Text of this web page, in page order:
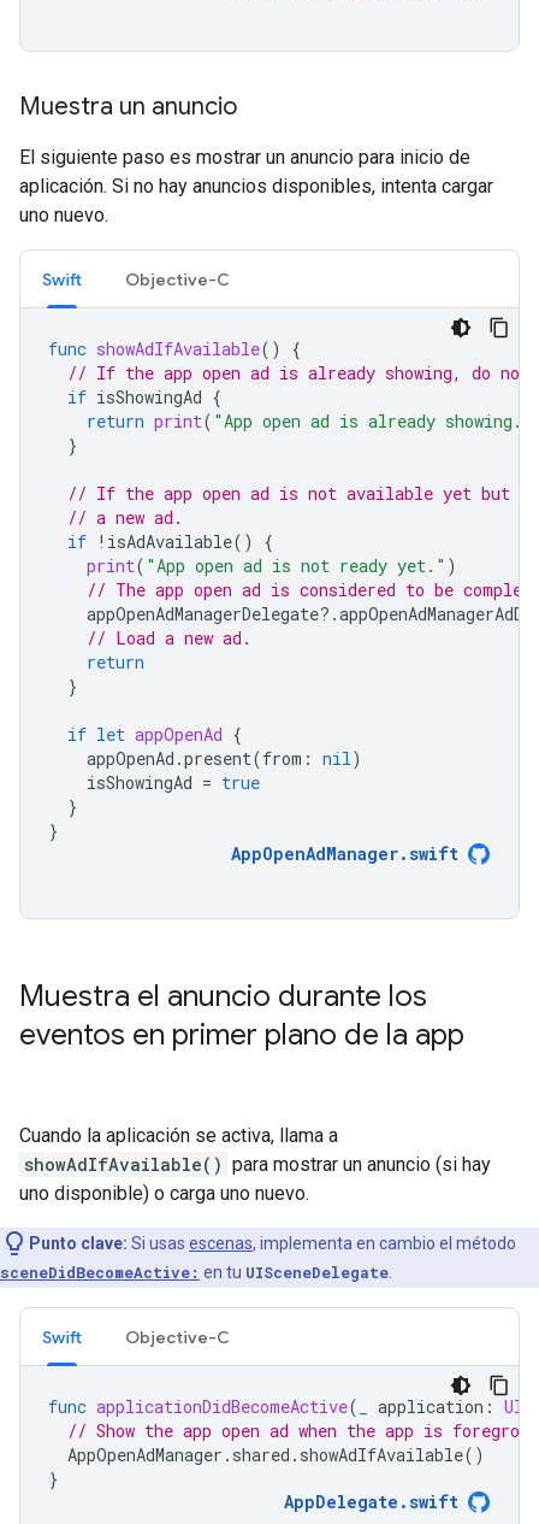
Muestra un anuncio
El siguiente paso es mostrar un anuncio para inicio de
aplicación. Si no hay anuncios disponibles, intenta cargar
uno nuevo.
Swift Objective-C
func showAdIfAvailable()
{
// If the app open ad is already showing, do not
if isShowingAd {
return print( "App open ad is already showing."
}
// If the app open ad is not available yet but is
// a new ad.
if ! isAdAvailable()
{
print( "App open ad is not ready yet." )
// The app open ad is considered to be
appOpenAdManagerDelegate?.
// Load a new ad.
return
}
if let appOpenAd {
appOpenAd .present(from : nil)
isShowingAd = true
}
}
AppOpenAdManager.swift
Muestra el anuncio durante los
eventos en primer plano de la app
Cuando la aplicación se activa, llama a
showAdIfAvailable() para mostrar un anuncio (si hay
uno disponible) o carga uno nuevo.
Punto clave: Si usas escenas, implementa en cambio el método
sceneDidBecomeActive: en tu UISceneDelegate.
Swift Objective-C
func applicationDidBecomeActive( application :
// Show the app open ad when the app is
AppOpenAdManager . shared . showAdIfAvailable()
}
AppDelegate .swift